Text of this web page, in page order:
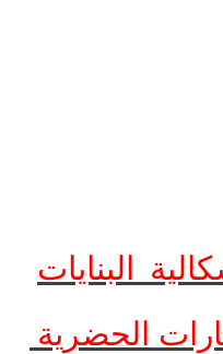
البنايات
الحضرية